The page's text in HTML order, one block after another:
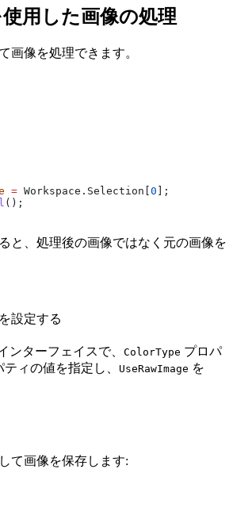
用した画像の処理
画像を処理できます。
= Workspace . Selection 0 ];
();
と、処理後の画像ではなく元の画像を
設定する
ンターフェイスで、 ColorType プロパ
ティの値を指定し、 UseRawImage を
て画像を保存します: